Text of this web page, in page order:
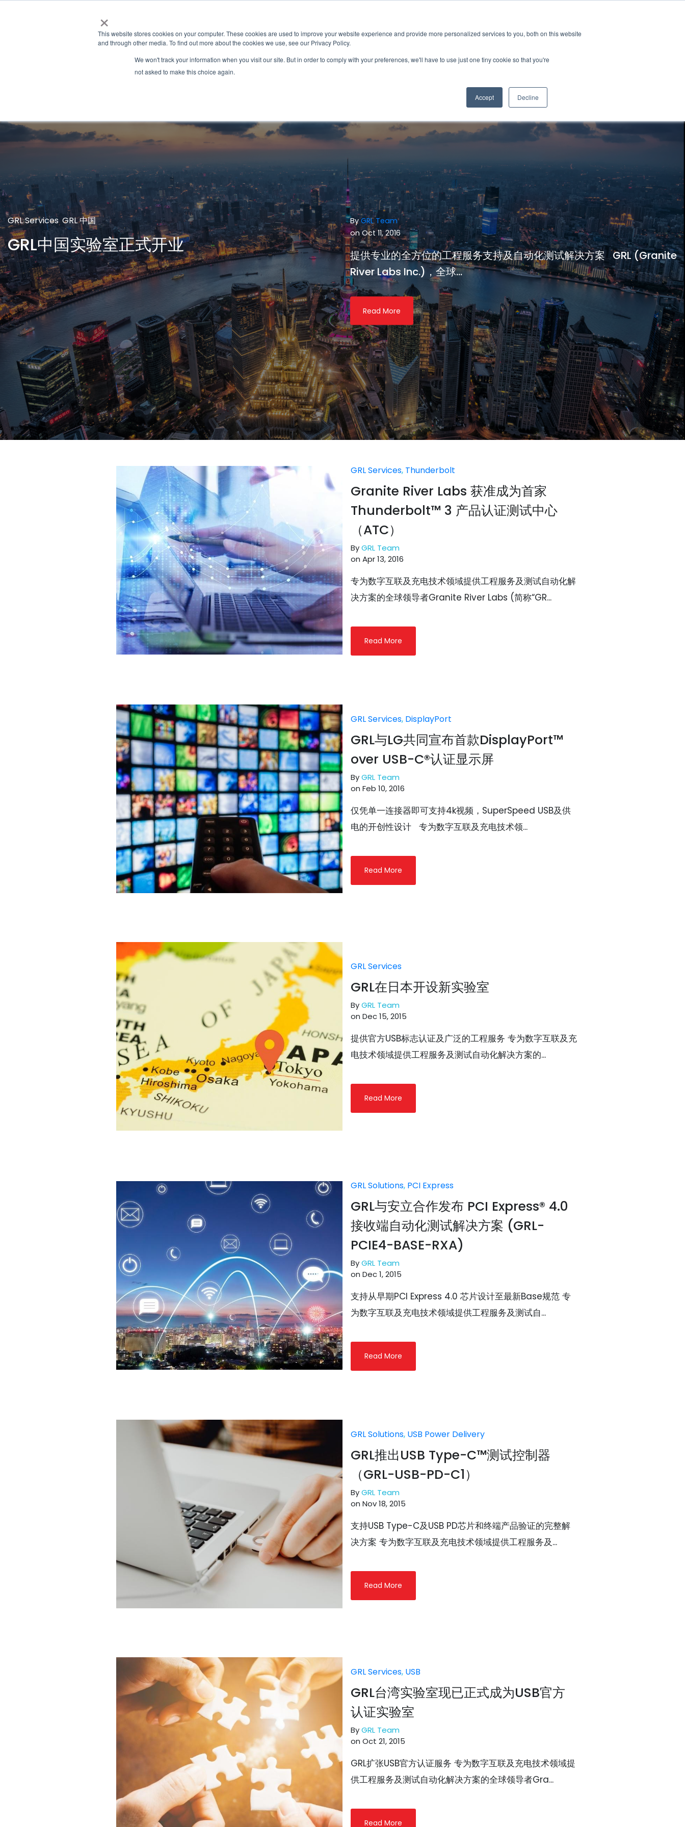
×
This website stores cookies on your computer. These cookies are used to improve your website experience and provide more personalized services to you, both on this website
and through other media. To find out more about the cookies we use, see our Privacy Policy.
We won't track your information when you visit our site. But in order to comply with your preferences, we'll have to use just one tiny cookie so that you're
not asked to make this choice again.
Accept Decline
应用 市场准入服务
GRL Services GRL 中国
GRL中国实验室正式开业
ByGRL Team
on Oct 11, 2016
提供专业的全方位的工程服务支持及自动化测试解决方案 GRL (Granite
River Labs Inc.)，全球...
Read More
GRL Services, Thunderbolt
Granite River Labs 获准成为首家
Thunderbolt™ 3 产品认证测试中心
（ATC）
ByGRL Team
on Apr 13, 2016
专为数字互联及充电技术领域提供工程服务及测试自动化解
决方案的全球领导者Granite River Labs (简称“GR...
Read More
GRL Services, DisplayPort
GRL与LG共同宣布首款DisplayPort™
over USB-C®认证显示屏
ByGRL Team
on Feb 10, 2016
仅凭单一连接器即可支持4k视频，SuperSpeed USB及供
电的开创性设计 专为数字互联及充电技术领...
Read More
GRL Services
GRL在日本开设新实验室
ByGRL Team
on Dec 15, 2015
提供官方USB标志认证及广泛的工程服务 专为数字互联及充
电技术领域提供工程服务及测试自动化解决方案的...
Read More
GRL Solutions, PCI Express
GRL与安立合作发布 PCI Express® 4.0
接收端自动化测试解决方案 (GRL-
PCIE4-BASE-RXA)
ByGRL Team
on Dec 1, 2015
支持从早期PCI Express 4.0 芯片设计至最新Base规范 专
为数字互联及充电技术领域提供工程服务及测试自...
Read More
GRL Solutions, USB Power Delivery
GRL推出USB Type-C™测试控制器
（GRL-USB-PD-C1）
ByGRL Team
on Nov 18, 2015
支持USB Type-C及USB PD芯片和终端产品验证的完整解
决方案 专为数字互联及充电技术领域提供工程服务及...
Read More
GRL Services, USB
GRL台湾实验室现已正式成为USB官方
认证实验室
ByGRL Team
on Oct 21, 2015
GRL扩张USB官方认证服务 专为数字互联及充电技术领域提
供工程服务及测试自动化解决方案的全球领导者Gra...
Read More